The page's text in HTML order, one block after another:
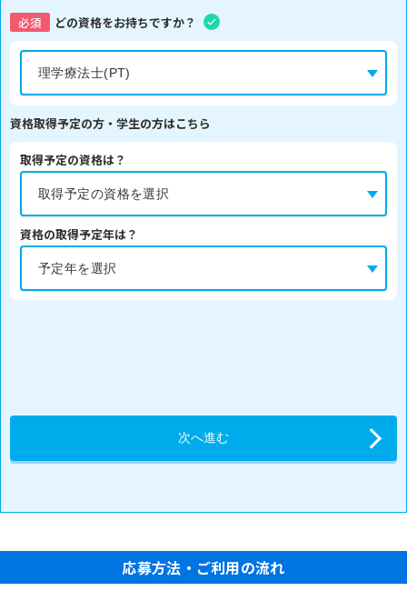
必須 どの資格をお持ちですか？
資格取得予定の方・学生の方はこちら
取得予定の資格は？
資格の取得予定年は？
応募方法・ご利用の流れ